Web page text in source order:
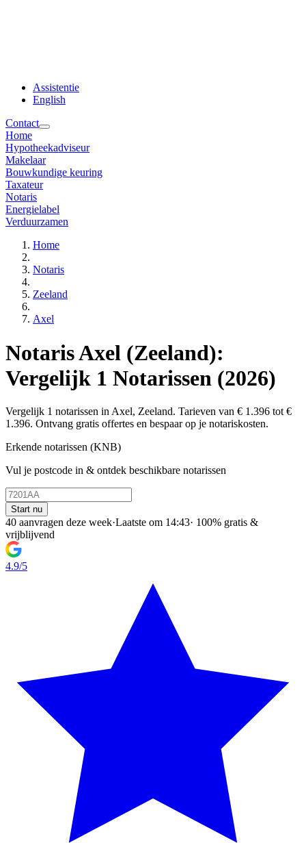
Assistentie
English
Contact
Home
Hypotheekadviseur
Makelaar
Bouwkundige keuring
Taxateur
Notaris
Energielabel
Verduurzamen
Home
Notaris
Zeeland
Axel
Notaris Axel (Zeeland):
Vergelijk 1 Notarissen (2026)
Vergelijk 1 notarissen in Axel, Zeeland. Tarieven van € 1.396 tot €
1.396. Ontvang gratis offertes en bespaar op je notariskosten.
Erkende notarissen (KNB)
Vul je postcode in & ontdek beschikbare notarissen
Start nu
40 aanvragen deze week·Laatste om 14:43· 100% gratis &
vrijblijvend
4.9/5